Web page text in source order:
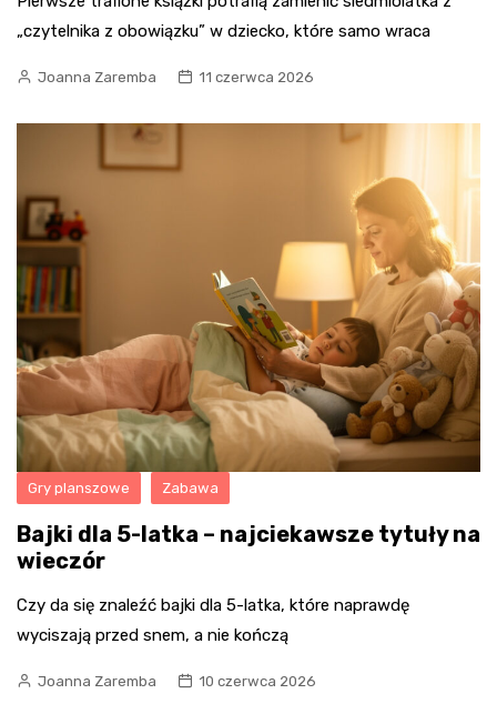
„czytelnika z obowiązku” w dziecko, które samo wraca
Joanna Zaremba 11 czerwca 2026
Gry planszowe Zabawa
Bajki dla 5-latka – najciekawsze tytuły na
wieczór
Czy da się znaleźć bajki dla 5-latka, które naprawdę
wyciszają przed snem, a nie kończą
Joanna Zaremba 10 czerwca 2026